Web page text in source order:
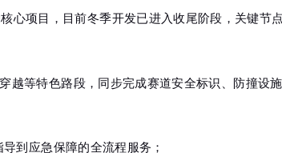
心项目，目前冬季开发已进入收尾阶段，关键节
越等特色路段，同步完成赛道安全标识、防撞设
到应急保障的全流程服务；